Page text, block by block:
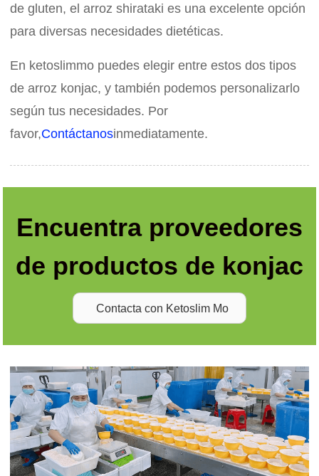
de gluten, el arroz shirataki es una excelente opción
para diversas necesidades dietéticas.
En ketoslimmo puedes elegir entre estos dos tipos
de arroz konjac, y también podemos personalizarlo
según tus necesidades. Por
favor,Contáctanosinmediatamente.
Encuentra proveedores
de productos de konjac
Contacta con Ketoslim Mo